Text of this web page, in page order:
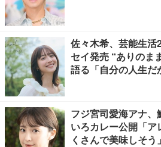
佐々木希、芸能生活
セイ発売 “ありのま
語る「自分の人生だ
フジ宮司愛海アナ
いろカレー公開「
くさんで美味しそう